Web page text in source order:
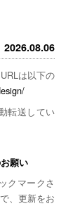
2026.08.06
は以下の
転送してい
願い
クマークさ
、更新をお